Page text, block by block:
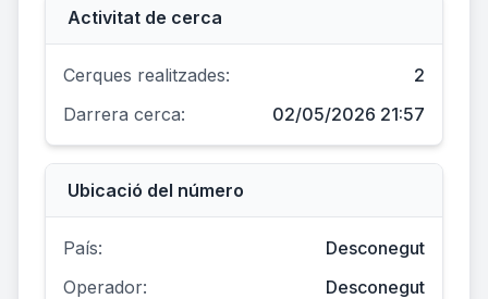
Activitat de cerca
Cerques realitzades:
2
Darrera cerca:
02/05/2026 21:57
Ubicació del número
País:
Desconegut
Operador:
Desconegut